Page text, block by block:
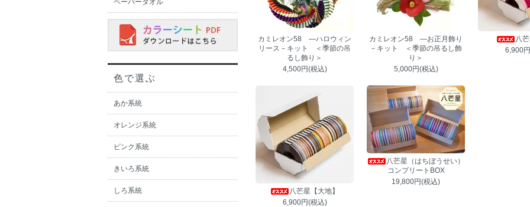
カミレオン58 ―ハロウィン
リース－キット ＜季節の吊
るし飾り＞
4,500円(税込)
カミレオン58 ―お正月飾り
－キット ＜季節の吊るし飾
り＞
5,000円(税込)
八芒
6,900
八芒星【大地】
6,900円(税込)
八芒星（はちぼうせい）
コンプリートBOX
19,800円(税込)
ペーパータオル
色で選ぶ
あか系統
オレンジ系統
ピンク系統
きいろ系統
しろ系統